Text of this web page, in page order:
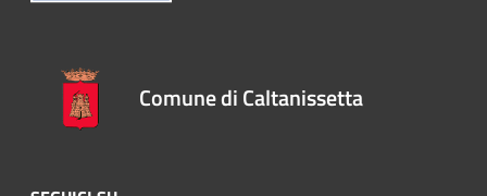
Comune di Caltanissetta